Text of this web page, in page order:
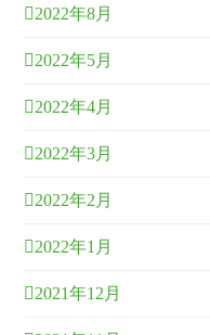
2022年8月
2022年5月
2022年4月
2022年3月
2022年2月
2022年1月
2021年12月